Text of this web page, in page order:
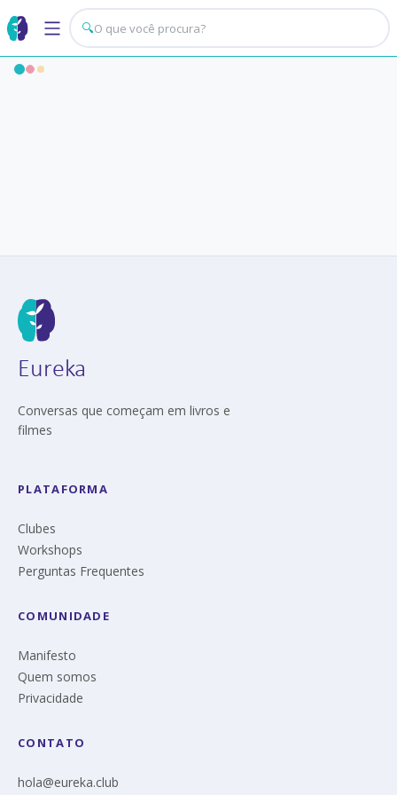
🔍
Eureka
Conversas que começam em livros e
filmes
PLATAFORMA
Clubes
Workshops
Perguntas Frequentes
COMUNIDADE
Manifesto
Quem somos
Privacidade
CONTATO
hola@eureka.club